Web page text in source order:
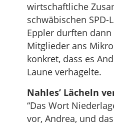
wirtschaftliche
schwäbischen SPD-
Eppler durften
Mitglieder ans
konkret, dass es
Laune verhagelte.
Nahles’ Lächeln
“Das Wort
vor, Andrea, und